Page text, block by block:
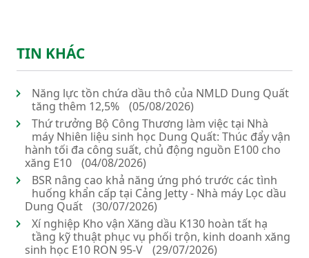
TIN KHÁC
Năng lực tồn chứa dầu thô của NMLD Dung Quất
tăng thêm 12,5%
(05/08/2026)
Thứ trưởng Bộ Công Thương làm việc tại Nhà
máy Nhiên liệu sinh học Dung Quất: Thúc đẩy vận
hành tối đa công suất, chủ động nguồn E100 cho
xăng E10
(04/08/2026)
BSR nâng cao khả năng ứng phó trước các tình
huống khẩn cấp tại Cảng Jetty - Nhà máy Lọc dầu
Dung Quất
(30/07/2026)
Xí nghiệp Kho vận Xăng dầu K130 hoàn tất hạ
tầng kỹ thuật phục vụ phối trộn, kinh doanh xăng
sinh học E10 RON 95-V
(29/07/2026)